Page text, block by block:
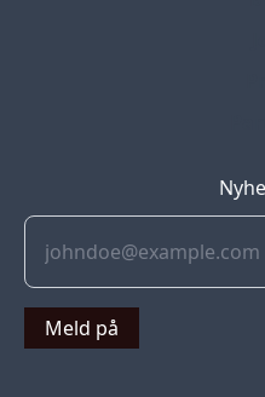
Meld på